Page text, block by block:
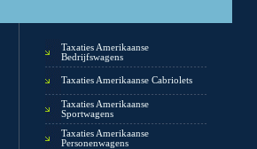
Taxaties Amerikaanse
Bedrijfswagens
Taxaties Amerikaanse Cabriolets
Taxaties Amerikaanse
Sportwagens
Taxaties Amerikaanse
Personenwagens